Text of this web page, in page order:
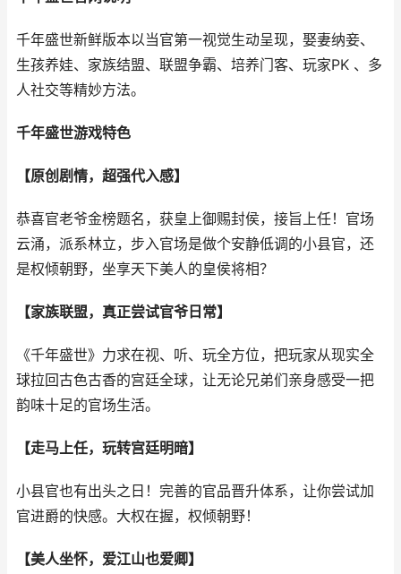
千年盛世新鲜版本以当官第一视觉生动呈现，娶妻纳妾、
生孩养娃、家族结盟、联盟争霸、培养门客、玩家PK 、多
人社交等精妙方法。
千年盛世游戏特色
【原创剧情，超强代入感】
恭喜官老爷金榜题名，获皇上御赐封侯，接旨上任！官场
云涌，派系林立，步入官场是做个安静低调的小县官，还
是权倾朝野，坐享天下美人的皇侯将相？
【家族联盟，真正尝试官爷日常】
《千年盛世》力求在视、听、玩全方位，把玩家从现实全
球拉回古色古香的宫廷全球，让无论兄弟们亲身感受一把
韵味十足的官场生活。
【走马上任，玩转宫廷明暗】
小县官也有出头之日！完善的官品晋升体系，让你尝试加
官进爵的快感。大权在握，权倾朝野！
【美人坐怀，爱江山也爱卿】